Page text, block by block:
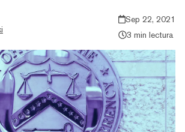
Sep 22, 2021
3 min lectura